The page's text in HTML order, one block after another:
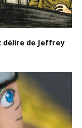
délire de Jeffrey